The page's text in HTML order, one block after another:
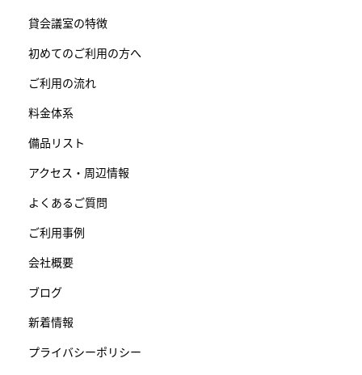
貸会議室の特徴
初めてのご利用の方へ
ご利用の流れ
料金体系
備品リスト
アクセス・周辺情報
よくあるご質問
ご利用事例
会社概要
ブログ
新着情報
プライバシーポリシー